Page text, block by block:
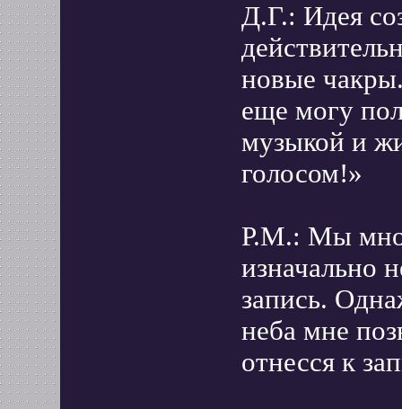
Д.Г.: Идея
новые
еще могу
музыкой и
голосом!»
Р.М.: Мы
изначально
запись.
неба мне
отнесся к